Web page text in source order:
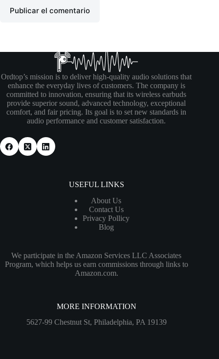
Publicar el comentario
Ordtop’s mission is to deliver high-quality audio solutions that
enhance the everyday lives of customers. The company is
committed to innovation, ensuring that its wireless earbuds
provide superior sound, advanced technology, exceptional
comfort, and fair pricing. Its goal is to set new standards in
audio performance and customer satisfaction.
USEFUL LINKS
About Us
Contact Us
Privacy Pollicy
Blog
We participate in the Amazon Services LLC Associates
Program, which helps us earn commissions through links to
Amazon.com.
MORE INFORMATION
5627-99 Chestnut St, Philadelphia, PA 19139